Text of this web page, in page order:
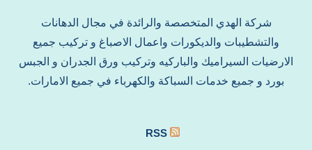
شركة الهدي المتخصصة والرائدة في مجال الدهانات
والتشطيبات والديكورات واعمال الاصباغ و تركيب جميع
الارضيات السيراميك والباركيه وتركيب ورق الجدران و الجبس
بورد و جميع خدمات السباكة والكهرباء في جميع الامارات.
RSS